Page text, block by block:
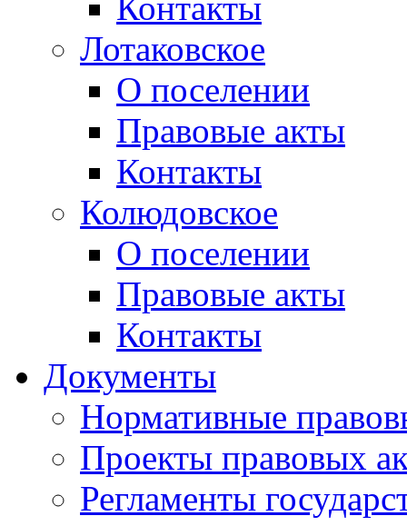
Лотаковское
О поселении
Правовые акты
Контакты
Колюдовское
О поселении
Правовые акты
Контакты
Документы
Нормативные
Проекты правовых
Регламенты